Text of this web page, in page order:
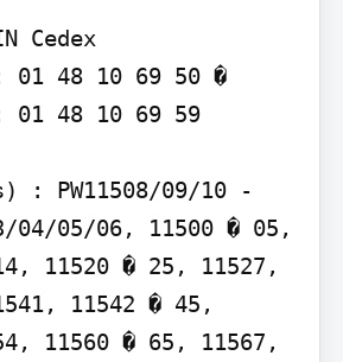
Cedex
01 48 10 69 50 �
01 48 10 69 59
: PW11508/09/10 -
04/05/06, 11500 � 05,
11520 � 25, 11527,
11542 � 45,
11560 � 65, 11567,